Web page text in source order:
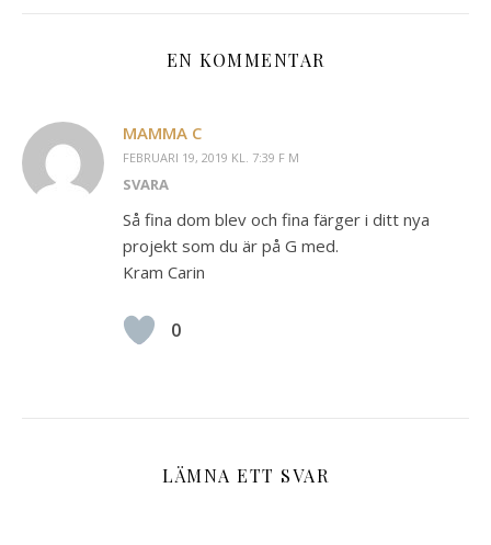
EN KOMMENTAR
MAMMA C
FEBRUARI 19, 2019 KL. 7:39 F M
SVARA
Så fina dom blev och fina färger i ditt nya
projekt som du är på G med.
Kram Carin
0
LÄMNA ETT SVAR